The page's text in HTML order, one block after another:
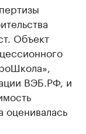
Объект
ВЭБ.РФ, и
оценивалась